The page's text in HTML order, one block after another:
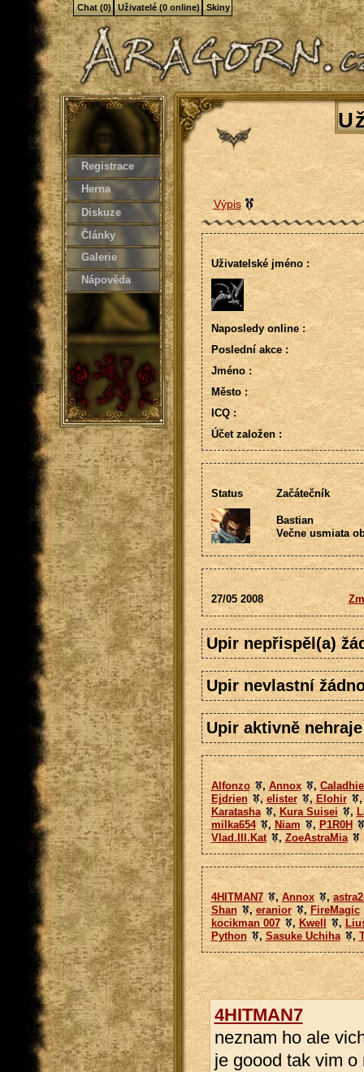
Registrace
Herna
Diskuze
Články
Galerie
Nápověda
Výpis
Uživatelské jméno :
Naposledy online :
Poslední akce :
Jméno :
Město :
ICQ :
Účet založen :
Status Začátečník
Bastian
Večne usmiata
27/05 2008
Upir nepřispěl(a)
Upir nevlastní
Upir aktivně
Alfonzo , Annox ,
Ejdrien
, elister ,Elohir
Karatasha
,Kura Suisei ,
milka654
, Niam , P1R0H
Vlad.III.Kat
, ZoeAstraMia
4HITMAN7 , Annox ,
Shan
, eranior , FireMagic
kocikman 007
, Kwell ,
Python
, Sasuke Uchiha ,
4HITMAN7
neznam ho ale
je goood tak vim
Chat (0) Uživatelé (0 online) Skiny